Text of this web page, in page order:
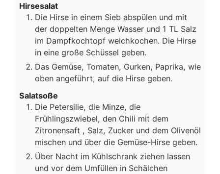
Hirsesalat
Die Hirse in einem Sieb abspülen und mit
der doppelten Menge Wasser und 1 TL Salz
im Dampfkochtopf weichkochen. Die Hirse
in eine große Schüssel geben.
Das Gemüse, Tomaten, Gurken, Paprika, wie
oben angeführt, auf die Hirse geben.
Salatsoße
Die Petersilie, die Minze, die
Frühlingszwiebel, den Chili mit dem
Zitronensaft , Salz, Zucker und dem Olivenöl
mischen und über die Gemüse-Hirse geben.
Über Nacht im Kühlschrank ziehen lassen
und vor dem Umfüllen in Schälchen